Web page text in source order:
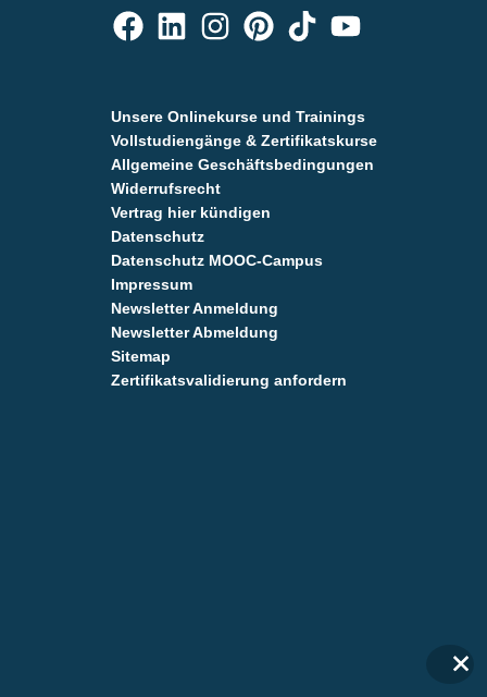
Unsere Onlinekurse und Trainings
Vollstudiengänge & Zertifikatskurse
Allgemeine Geschäftsbedingungen
Widerrufsrecht
Vertrag hier kündigen
Datenschutz
Datenschutz MOOC-Campus
Impressum
Newsletter Anmeldung
Newsletter Abmeldung
Sitemap
Zertifikatsvalidierung anfordern
✕
✕